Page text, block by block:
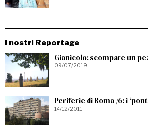
I nostri Reportage
Gianicolo: scompare un
09/07/2019
Periferie di Roma /6: i
14/12/2011